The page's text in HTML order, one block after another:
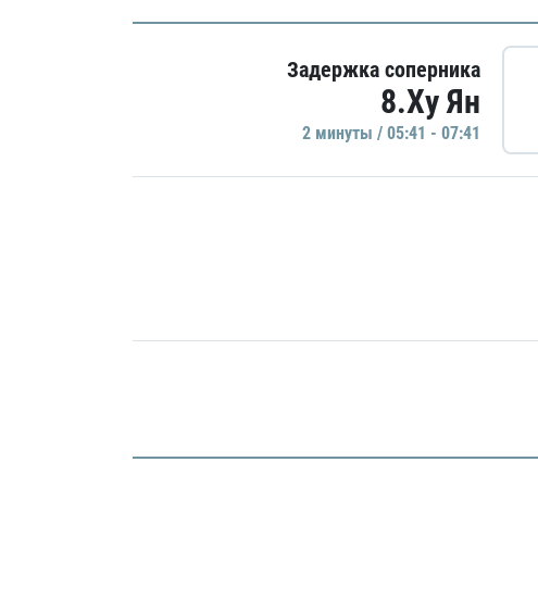
Задержка соперника
8.Ху Ян
2 минуты / 05:41 - 07:41